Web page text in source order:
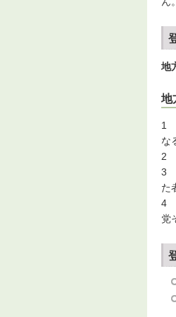
地
地
1
な
2
3
た
4
党